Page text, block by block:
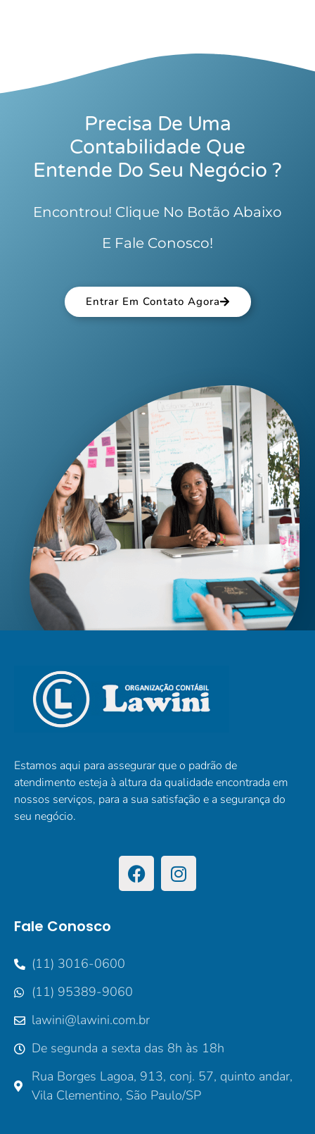
Precisa De Uma
Contabilidade Que
Entende Do Seu Negócio ?
Encontrou! Clique No Botão Abaixo
E Fale Conosco!
Entrar Em Contato Agora
Estamos aqui para assegurar que o padrão de
atendimento esteja à altura da qualidade encontrada em
nossos serviços, para a sua satisfação e a segurança do
seu negócio.
Fale Conosco
(11) 3016-0600
(11) 95389-9060
lawini@lawini.com.br
De segunda a sexta das 8h às 18h
Rua Borges Lagoa, 913, conj. 57, quinto andar,
Vila Clementino, São Paulo/SP